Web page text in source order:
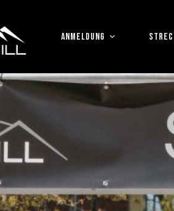
ANMELDUNG